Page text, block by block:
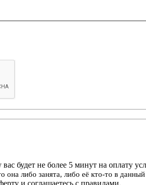
будет не более 5 минут на оплату
она либо занята, либо её кто-то в